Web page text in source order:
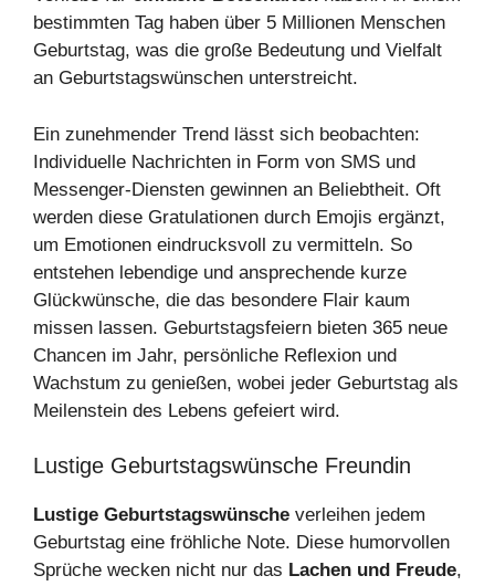
bestimmten Tag haben über 5 Millionen Menschen
Geburtstag, was die große Bedeutung und Vielfalt
an Geburtstagswünschen unterstreicht.
Ein zunehmender Trend lässt sich beobachten:
Individuelle Nachrichten in Form von SMS und
Messenger-Diensten gewinnen an Beliebtheit. Oft
werden diese Gratulationen durch Emojis ergänzt,
um Emotionen eindrucksvoll zu vermitteln. So
entstehen lebendige und ansprechende kurze
Glückwünsche, die das besondere Flair kaum
missen lassen. Geburtstagsfeiern bieten 365 neue
Chancen im Jahr, persönliche Reflexion und
Wachstum zu genießen, wobei jeder Geburtstag als
Meilenstein des Lebens gefeiert wird.
Lustige Geburtstagswünsche Freundin
Lustige Geburtstagswünsche verleihen jedem
Geburtstag eine fröhliche Note. Diese humorvollen
Sprüche wecken nicht nur das Lachen und Freude,